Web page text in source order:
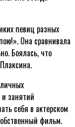
певиц разных
Она сравнивала
Боялась, что
занятий
себя в актерском
фильм.